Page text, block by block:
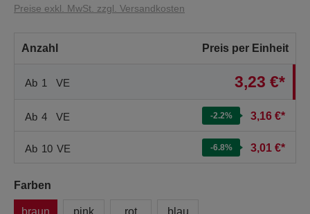
Preise exkl. MwSt. zzgl. Versandkosten
Anzahl Preis per Einheit
Ab 1 VE 3,23 €*
Ab 4 VE -2.2% 3,16 €*
Ab 10 VE -6.8% 3,01 €*
Farben
braun pink rot blau